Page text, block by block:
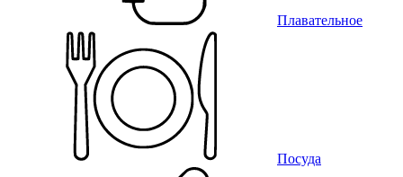
Плавательное
Посуда